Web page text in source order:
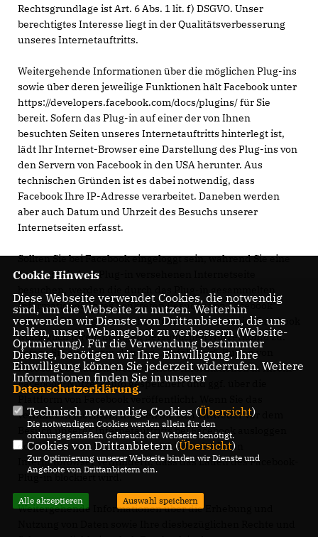
Rechtsgrundlage ist Art. 6 Abs. 1 lit. f) DSGVO. Unser
berechtigtes Interesse liegt in der Qualitätsverbesserung
unseres Internetauftritts.
Weitergehende Informationen über die möglichen Plug-ins
sowie über deren jeweilige Funktionen hält Facebook unter
https://developers.facebook.com/docs/plugins/ für Sie
bereit. Sofern das Plug-in auf einer der von Ihnen
besuchten Seiten unseres Internetauftritts hinterlegt ist,
lädt Ihr Internet-Browser eine Darstellung des Plug-ins von
den Servern von Facebook in den USA herunter. Aus
technischen Gründen ist es dabei notwendig, dass
Facebook Ihre IP-Adresse verarbeitet. Daneben werden
aber auch Datum und Uhrzeit des Besuchs unserer
Internetseiten erfasst.
Sollten Sie bei Facebook eingeloggt sein, während Sie eine
unserer mit dem Plug-in versehenen Internetseite
Informationen Ihres konkreten Besuchs von Facebook
erkannt. Die so gesammelten Informationen weist Facebook
womöglich Ihrem dortigen persönlichen Nutzerkonto zu.
Sofern Sie also bspw. den sog. „Gefällt mir“-Button von
Facebook benutzen, werden diese Informationen in Ihrem
Facebook-Nutzerkonto gespeichert und ggf. über die
Plattform von Facebook veröffentlicht. Wenn Sie das
verhindern möchten, müssen Sie sich entweder vor dem
Besuch unseres Internetauftritts bei Facebook ausloggen
oder durch den Einsatz eines Add-ons für Ihren
Internetbrowser verhindern, dass das Laden des Facebook-
Plug-in blockiert wird.
Weitergehende Informationen über die Erhebung und
Cookie Hinweis
Diese Webseite verwendet Cookies, die notwendig
sind, um die Webseite zu nutzen. Weiterhin
verwenden wir Dienste von Drittanbietern, die uns
helfen, unser Webangebot zu verbessern (Website-
Optmierung). Für die Verwendung bestimmter
Dienste, benötigen wir Ihre Einwilligung. Ihre
Einwilligung können Sie jederzeit widerrufen. Weitere
Informationen finden Sie in unserer
Datenschutzerklärung.
Technisch notwendige Cookies (Übersicht)
Die notwendigen Cookies werden allein für den
ordnungsgemäßen Gebrauch der Webseite benötigt.
Cookies von Drittanbietern (Übersicht)
Zur Optimierung unserer Webseite binden wir Dienste und
Angebote von Drittanbietern ein.
Alle akzeptieren Auswahl speichern